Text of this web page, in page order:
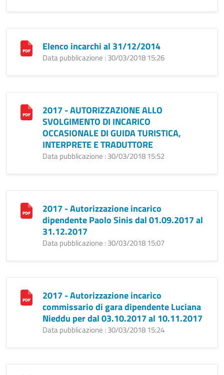
Elenco incarchi al 31/12/2014
Data pubblicazione : 30/03/2018 15:26
2017 - AUTORIZZAZIONE ALLO
SVOLGIMENTO DI INCARICO
OCCASIONALE DI GUIDA TURISTICA,
INTERPRETE E TRADUTTORE
Data pubblicazione : 30/03/2018 15:52
2017 - Autorizzazione incarico
dipendente Paolo Sinis dal 01.09.2017 al
31.12.2017
Data pubblicazione : 30/03/2018 15:07
2017 - Autorizzazione incarico
commissario di gara dipendente Luciana
Nieddu per dal 03.10.2017 al 10.11.2017
Data pubblicazione : 30/03/2018 15:24